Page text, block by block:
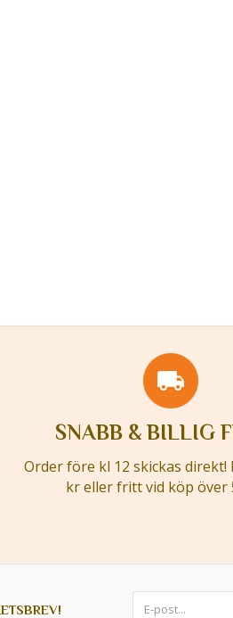
SNABB & BILLIG
Order före kl 12 skickas direkt!
kr eller fritt vid köp över